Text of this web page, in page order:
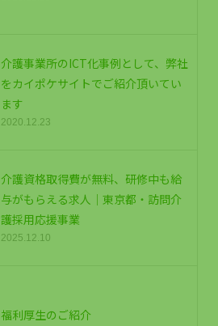
介護事業所のICT化事例として、弊社
をカイポケサイトでご紹介頂いてい
ます
2020.12.23
介護資格取得費が無料、研修中も給
与がもらえる求人｜東京都・訪問介
護採用応援事業
2025.12.10
福利厚生のご紹介